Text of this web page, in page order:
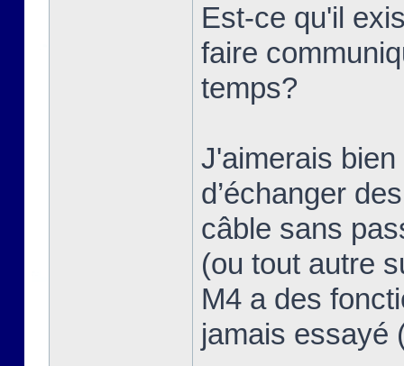
Est-ce qu'il
faire
temps?
J'aimerais
d’échanger
câble sans
(ou tout autre
M4 a des
jamais essayé